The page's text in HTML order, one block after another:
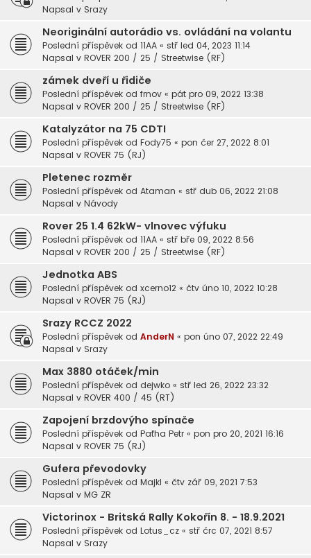
Napsal v Srazy
Neoriginální autorádio vs. ovládání na volantu
Poslední příspěvek od 11AA « stř led 04, 2023 11:14
Napsal v ROVER 200 / 25 / Streetwise (RF)
zámek dveří u řidiče
Poslední příspěvek od frnov « pát pro 09, 2022 13:38
Napsal v ROVER 200 / 25 / Streetwise (RF)
Katalyzátor na 75 CDTI
Poslední příspěvek od Fody75 « pon čer 27, 2022 8:01
Napsal v ROVER 75 (RJ)
Pletenec rozměr
Poslední příspěvek od Ataman « stř dub 06, 2022 21:08
Napsal v Návody
Rover 25 1.4 62kW- vlnovec výfuku
Poslední příspěvek od 11AA « stř bře 09, 2022 8:56
Napsal v ROVER 200 / 25 / Streetwise (RF)
Jednotka ABS
Poslední příspěvek od xcerno12 « čtv úno 10, 2022 10:28
Napsal v ROVER 75 (RJ)
Srazy RCCZ 2022
Poslední příspěvek od AnderN « pon úno 07, 2022 22:49
Napsal v Srazy
Max 3880 otáček/min
Poslední příspěvek od dejwko « stř led 26, 2022 23:32
Napsal v ROVER 400 / 45 (RT)
Zapojení brzdovýho spínače
Poslední příspěvek od Paťha Petr « pon pro 20, 2021 16:16
Napsal v ROVER 75 (RJ)
Gufera převodovky
Poslední příspěvek od Majkl « čtv zář 09, 2021 7:53
Napsal v MG ZR
Victorinox - Britská Rally Kokořín 8. - 18.9.2021
Poslední příspěvek od Lotus_cz « stř črc 07, 2021 8:57
Napsal v Srazy